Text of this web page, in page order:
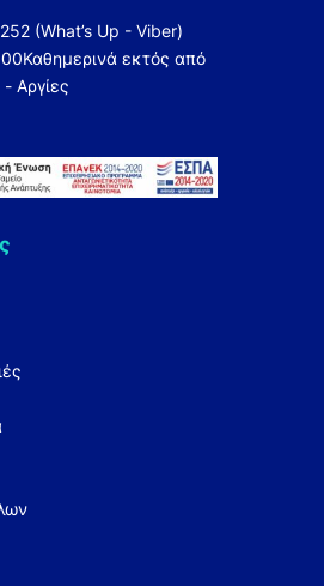
(What’s Up - Viber)
Καθημερινά εκτός από
Αργίες